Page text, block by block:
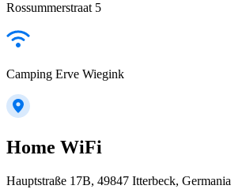
Rossummerstraat 5
Camping Erve Wiegink
Home WiFi
Hauptstraße 17B, 49847 Itterbeck, Germania